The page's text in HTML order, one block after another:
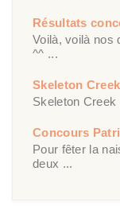
Résultats
Voilà, voilà nos
^^ ...
Skeleton
Skeleton
Concours
Pour fêter la
deux ...